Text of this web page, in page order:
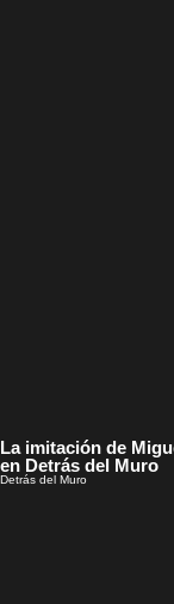
La imitación de
en Detrás del Muro
Detrás del Muro